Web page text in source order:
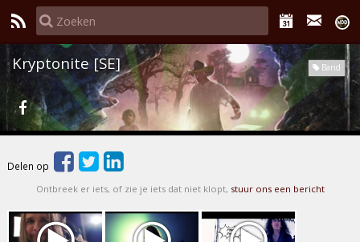
Band
Kryptonite [SE]
Delen op
Ontbreek er iets, of zie je iets dat niet klopt, stuur ons een bericht